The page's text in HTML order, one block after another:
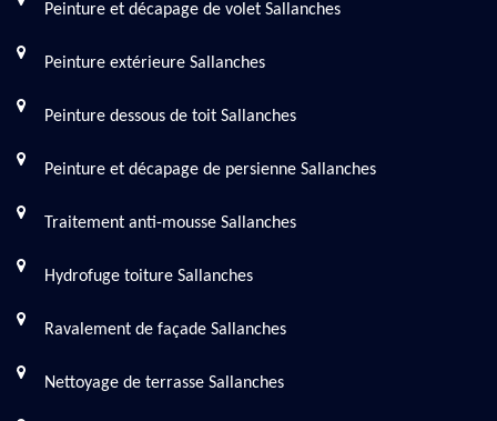
Peinture et décapage de volet Sallanches
Peinture extérieure Sallanches
Peinture dessous de toit Sallanches
Peinture et décapage de persienne Sallanches
Traitement anti-mousse Sallanches
Hydrofuge toiture Sallanches
Ravalement de façade Sallanches
Nettoyage de terrasse Sallanches